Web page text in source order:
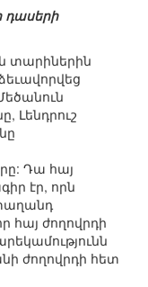
դասերի
տարիներին
Լենդրուշ
Դա հայ
էր, որն
հայ ժողովրդի
ժողովրդի հետ